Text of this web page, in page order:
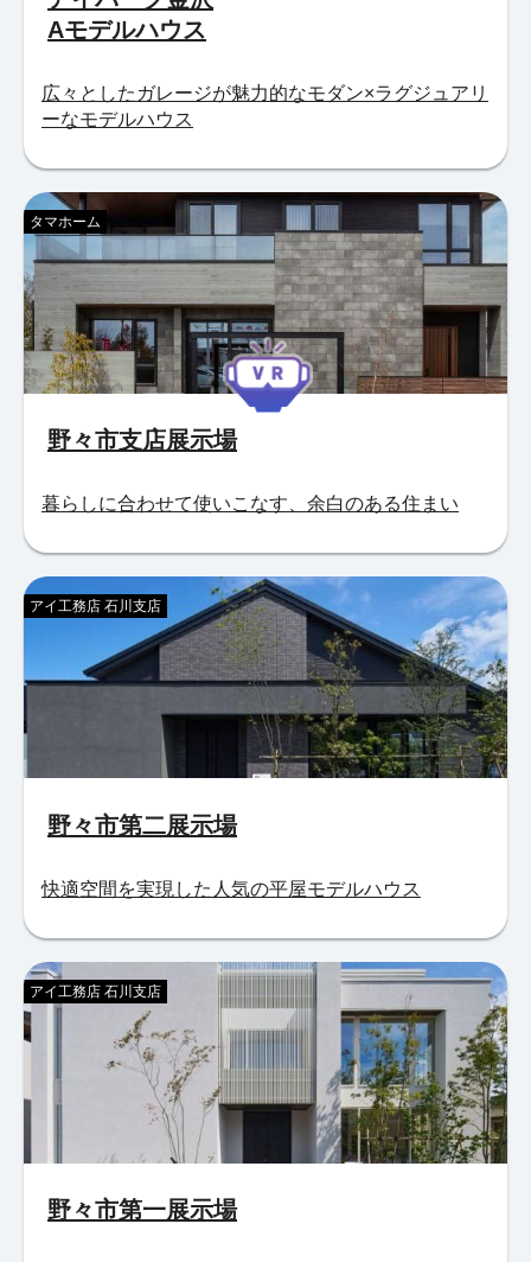
Aモデルハウス
広々としたガレージが魅力的なモダン×ラグジュアリ
ーなモデルハウス
野々市支店展示場
タマホーム
暮らしに合わせて使いこなす、余白のある住まい
野々市第二展示場
アイ工務店 石川支店
快適空間を実現した人気の平屋モデルハウス
野々市第一展示場
アイ工務店 石川支店